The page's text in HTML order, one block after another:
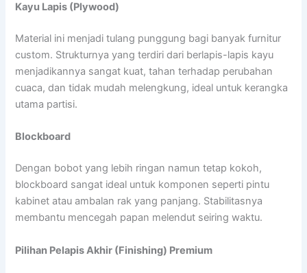
Kayu Lapis (Plywood)
Material ini menjadi tulang punggung bagi banyak furnitur
custom. Strukturnya yang terdiri dari berlapis-lapis kayu
menjadikannya sangat kuat, tahan terhadap perubahan
cuaca, dan tidak mudah melengkung, ideal untuk kerangka
utama partisi.
Blockboard
Dengan bobot yang lebih ringan namun tetap kokoh,
blockboard sangat ideal untuk komponen seperti pintu
kabinet atau ambalan rak yang panjang. Stabilitasnya
membantu mencegah papan melendut seiring waktu.
Pilihan Pelapis Akhir (Finishing) Premium